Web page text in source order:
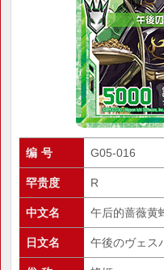
编 号 G05-016
罕贵度 R
中文名 午后的蔷薇黄
日文名 午後のヴェス